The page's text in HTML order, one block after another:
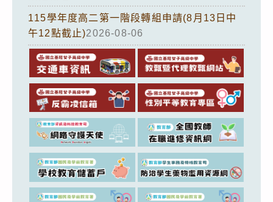
115學年度高二第一階段轉組申請(8月13日中
午12點截止)2026-08-06